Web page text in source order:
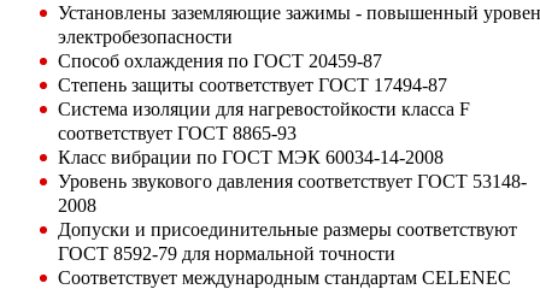
Установлены заземляющие зажимы - повышенный
электробезопасности
Способ охлаждения по ГОСТ 20459-87
Степень защиты соответствует ГОСТ 17494-87
Система изоляции для нагревостойкости класса F
соответствует ГОСТ 8865-93
Класс вибрации по ГОСТ МЭК 60034-14-2008
Уровень звукового давления соответствует ГОСТ 53148-
2008
Допуски и присоединительные размеры соответствуют
ГОСТ 8592-79 для нормальной точности
Соответствует международным стандартам CELENEC